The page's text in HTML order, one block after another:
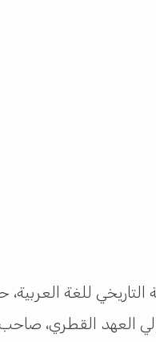
للغة العربية،
العهد القطري،